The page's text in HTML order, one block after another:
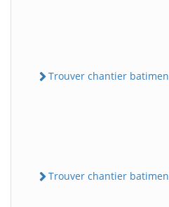
Trouver chantier batiment
Trouver chantier